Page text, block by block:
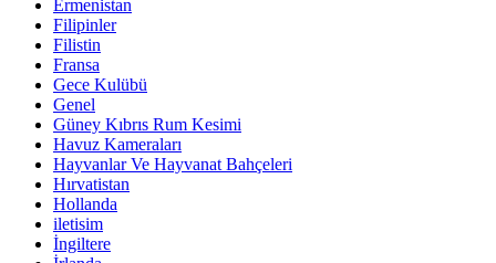
Ermenistan
Filipinler
Filistin
Fransa
Gece Kulübü
Genel
Güney Kıbrıs Rum Kesimi
Havuz Kameraları
Hayvanlar Ve Hayvanat Bahçeleri
Hırvatistan
Hollanda
iletisim
İngiltere